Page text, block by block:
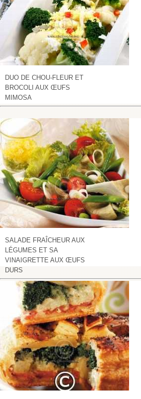
DUO DE CHOU-FLEUR ET
BROCOLI AUX ŒUFS
MIMOSA
SALADE FRAÎCHEUR AUX
LÉGUMES ET SA
VINAIGRETTE AUX ŒUFS
DURS